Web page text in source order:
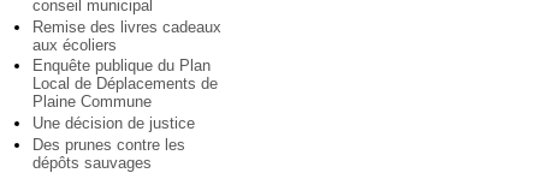
conseil municipal
Remise des livres cadeaux
aux écoliers
Enquête publique du Plan
Local de Déplacements de
Plaine Commune
Une décision de justice
Des prunes contre les
dépôts sauvages